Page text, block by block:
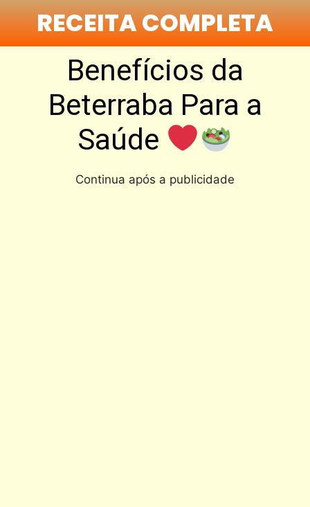
RECEITA COMPLETA
Benefícios da
Beterraba Para a
Saúde
Continua após a publicidade